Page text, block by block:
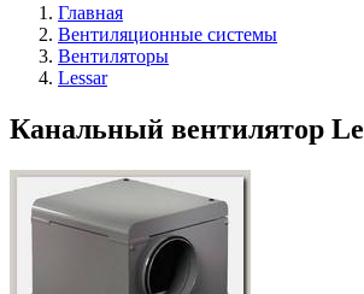
Главная
Вентиляционные системы
Вентиляторы
Lessar
Канальный вентилятор